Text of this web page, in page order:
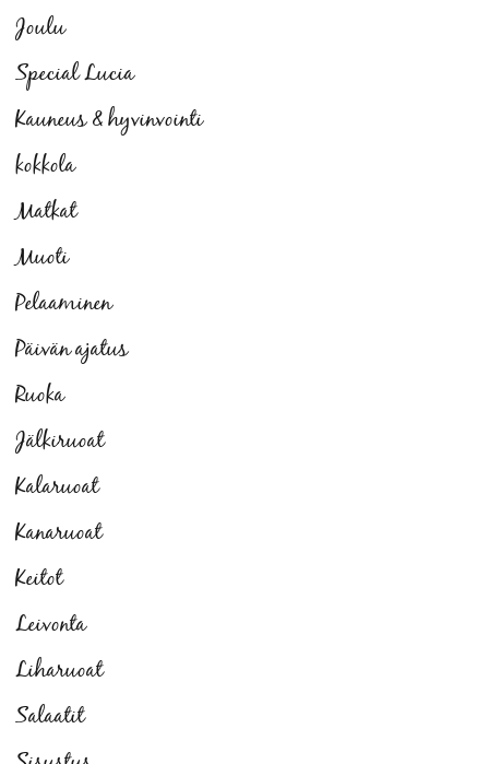
Joulu
Special Lucia
Kauneus & hyvinvointi
kokkola
Matkat
Muoti
Pelaaminen
Päivän ajatus
Ruoka
Jälkiruoat
Kalaruoat
Kanaruoat
Keitot
Leivonta
Liharuoat
Salaatit